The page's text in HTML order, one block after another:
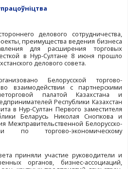
"МЕРКУРЫЙ"
супрацоўніцтва
делового
проекты, преимущества
для
повесткой в Нур-Султане 8
делового